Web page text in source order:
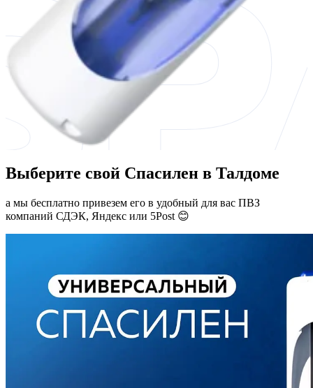
Выберите свой Спасилен в Талдоме
а мы бесплатно привезем его в удобный для вас ПВЗ
компаний СДЭК, Яндекс или 5Post 😊